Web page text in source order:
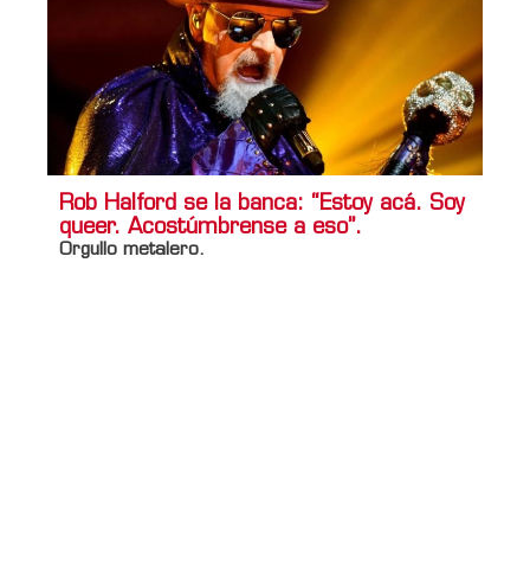
Rob Halford se la banca: “Estoy acá. Soy
queer. Acostúmbrense a eso”.
Orgullo metalero.